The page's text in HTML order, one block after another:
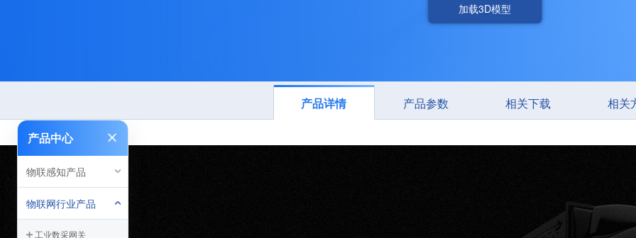
加载3D模型
产品详情 产品参数 相关下载 相关
产品中心
物联感知产品
物联网行业产品
工业数采网关